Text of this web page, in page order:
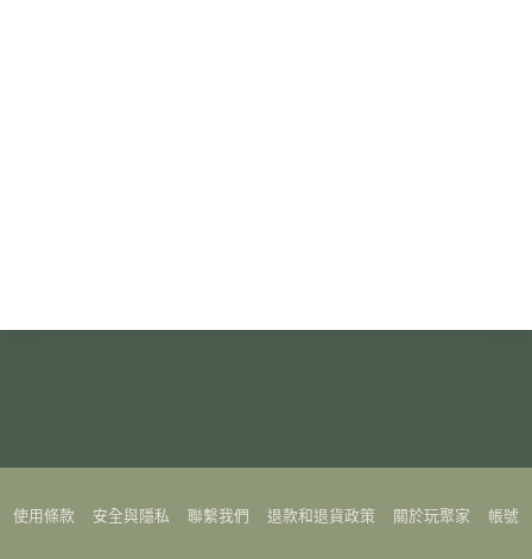
使用條款 安全與隱私 聯繫我們 退款和退貨政策 關於玩聚家 帳號